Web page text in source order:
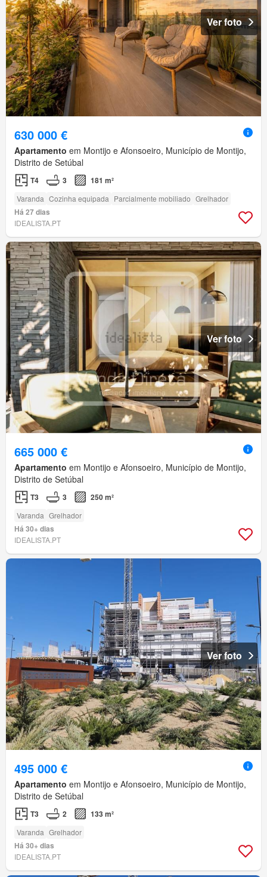
Ver foto
630 000 €
Apartamento em Montijo e Afonsoeiro, Município de Montijo,
Distrito de Setúbal
T4 3 181 m²
Varanda Cozinha equipada Parcialmente mobiliado Grelhador
Há 27 dias
IDEALISTA.PT
Ver foto
665 000 €
Apartamento em Montijo e Afonsoeiro, Município de Montijo,
Distrito de Setúbal
T3 3 250 m²
Varanda Grelhador
Há 30+ dias
IDEALISTA.PT
Ver foto
495 000 €
Apartamento em Montijo e Afonsoeiro, Município de Montijo,
Distrito de Setúbal
T3 2 133 m²
Varanda Grelhador
Há 30+ dias
IDEALISTA.PT